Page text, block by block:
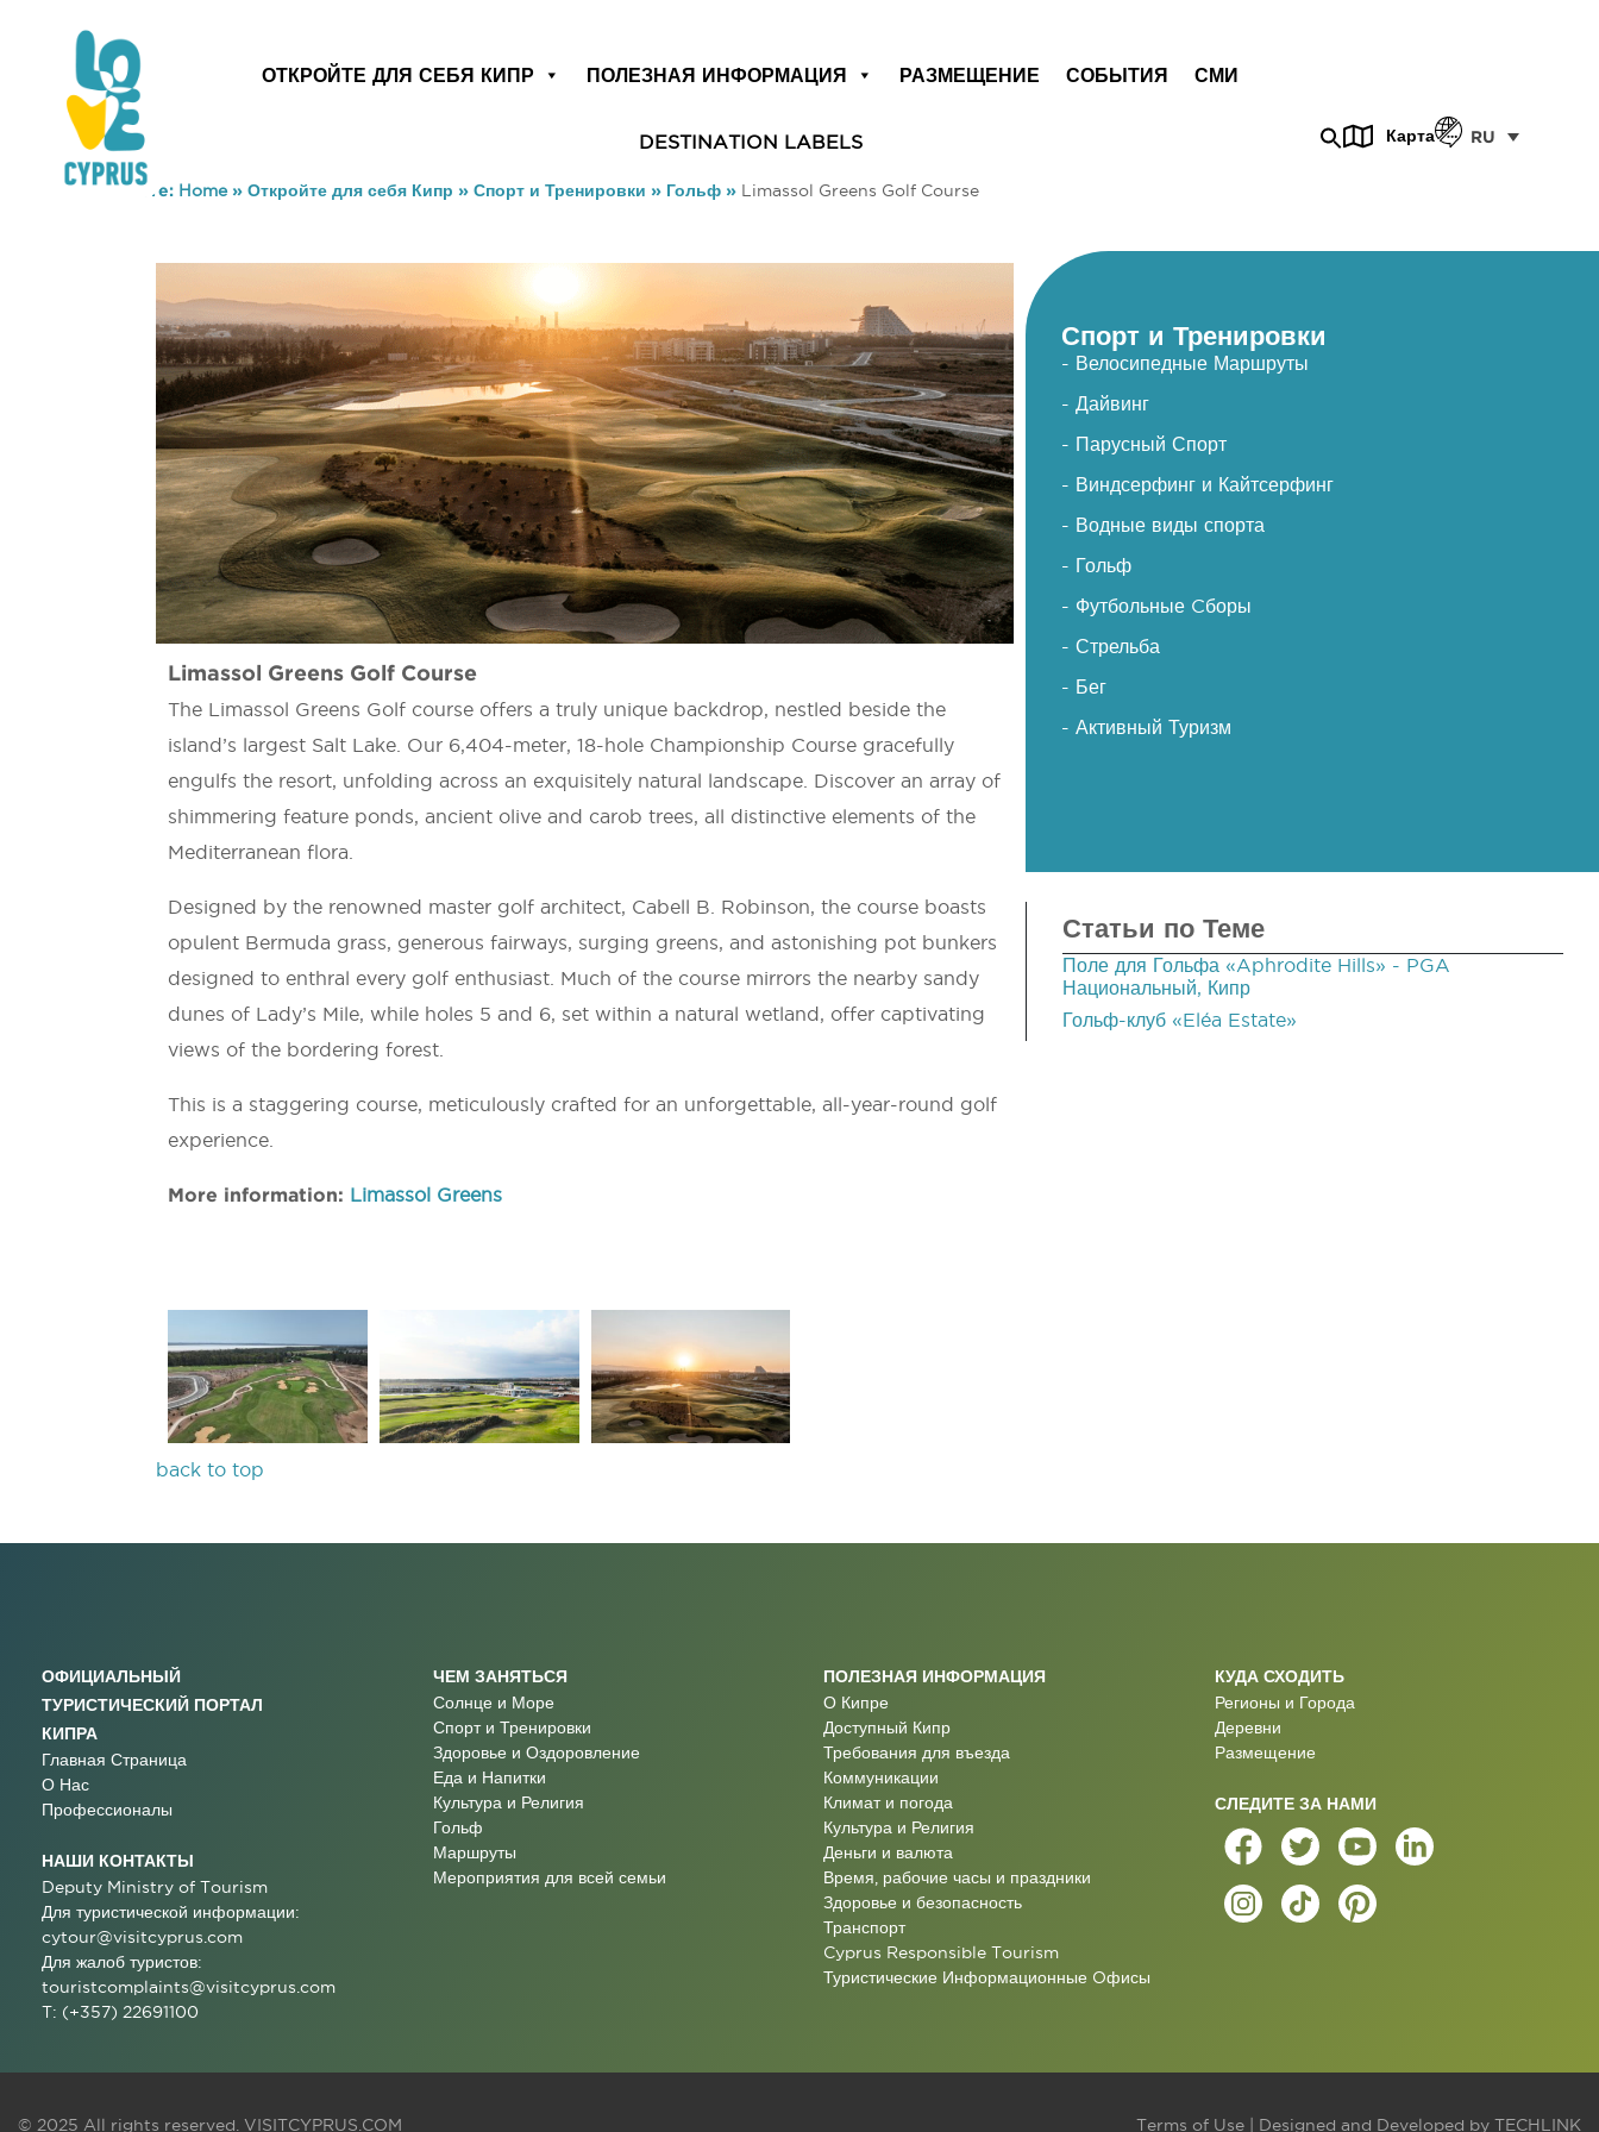
ОТКРОЙТЕ ДЛЯ СЕБЯ КИПР ПОЛЕЗНАЯ ИНФОРМАЦИЯ РАЗМЕЩЕНИЕ СОБЫТИЯ СМИ
DESTINATION LABELS Карта RU
You are here: Home» Откройте для себя Кипр » Спорт и Тренировки » Гольф » Limassol Greens Golf Course
Limassol Greens Golf Course
The Limassol Greens Golf course offers a truly unique backdrop, nestled beside the
island’s largest Salt Lake. Our 6,404-meter, 18-hole Championship Course gracefully
engulfs the resort, unfolding across an exquisitely natural landscape. Discover an array of
shimmering feature ponds, ancient olive and carob trees, all distinctive elements of the
Mediterranean flora.
Designed by the renowned master golf architect, Cabell B. Robinson, the course boasts
opulent Bermuda grass, generous fairways, surging greens, and astonishing pot bunkers
designed to enthral every golf enthusiast. Much of the course mirrors the nearby sandy
dunes of Lady’s Mile, while holes 5 and 6, set within a natural wetland, offer captivating
views of the bordering forest.
This is a staggering course, meticulously crafted for an unforgettable, all-year-round golf
experience.
More information: Limassol Greens
back to top
Спорт и Тренировки
- Велосипедные Маршруты
- Дайвинг
- Парусный Спорт
- Виндсерфинг и Кайтсерфинг
- Водные виды спорта
- Гольф
- Футбольные Cборы
- Стрельба
- Бег
- Активный Туризм
Статьи по Теме
Поле для Гольфа «Aphrodite Hills» - PGA
Национальный, Кипр
Гольф-клуб «Eléa Estate»
ОФИЦИАЛЬНЫЙ
ТУРИСТИЧЕСКИЙ ПОРТАЛ
КИПРА
Главная Страница
О Нас
Профессионалы
НАШИ КОНТАКТЫ
Deputy Ministry of Tourism
Для туристической информации:
cytour@visitcyprus.com
Для жалоб туристов:
touristcomplaints@visitcyprus.com
T: (+357) 22691100
ЧЕМ ЗАНЯТЬСЯ
Солнце и Море
Спорт и Тренировки
Здоровье и Оздоровление
Еда и Напитки
Культура и Религия
Гольф
Маршруты
Мероприятия для всей семьи
ПОЛЕЗНАЯ ИНФОРМАЦИЯ
О Кипре
Доступный Кипр
Требования для въезда
Коммуникации
Климат и погода
Культура и Религия
Деньги и валюта
Время, рабочие часы и праздники
Здоровье и безопасность
Транспорт
Cyprus Responsible Tourism
Туристические Информационные Oфисы
КУДА СХОДИТЬ
Регионы и Города
Деревни
Размещение
СЛЕДИТЕ ЗА НАМИ
© 2025 All rights reserved. VISITCYPRUS.COM Terms of Use | Designed and Developed by TECHLINK